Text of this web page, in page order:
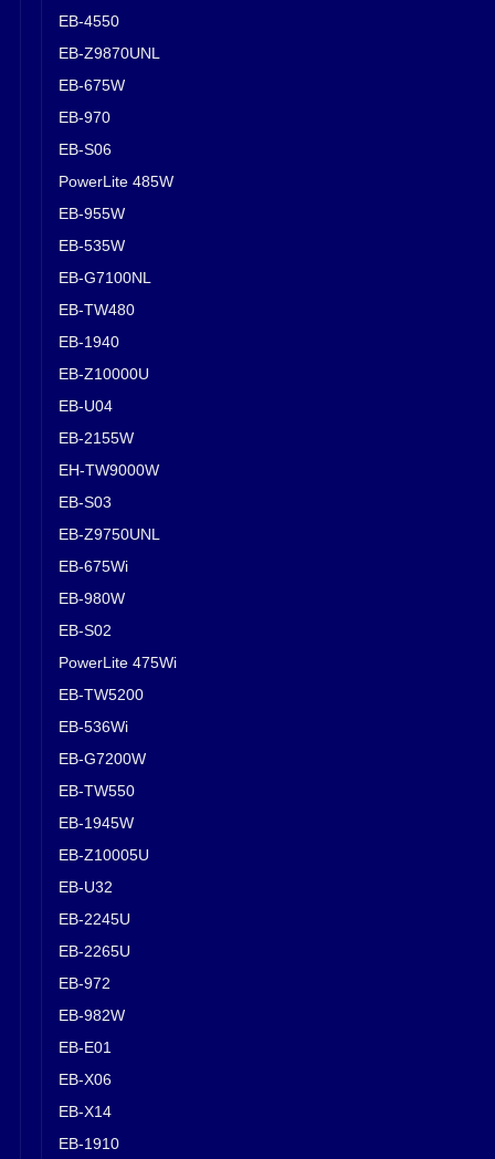
EB-4550
EB-Z9870UNL
EB-675W
EB-970
EB-S06
PowerLite 485W
EB-955W
EB-535W
EB-G7100NL
EB-TW480
EB-1940
EB-Z10000U
EB-U04
EB-2155W
EH-TW9000W
EB-S03
EB-Z9750UNL
EB-675Wi
EB-980W
EB-S02
PowerLite 475Wi
EB-TW5200
EB-536Wi
EB-G7200W
EB-TW550
EB-1945W
EB-Z10005U
EB-U32
EB-2245U
EB-2265U
EB-972
EB-982W
EB-E01
EB-X06
EB-X14
EB-1910